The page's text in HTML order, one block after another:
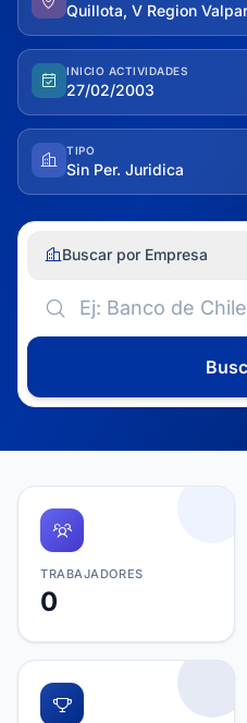
Quillota, V Region
INICIO ACTIVIDADES
27/02/2003
TIPO
Sin Per. Juridica
Buscar por Empresa
TRABAJADORES
0